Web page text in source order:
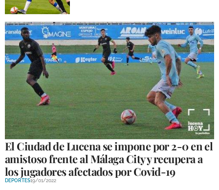
El Ciudad de Lucena se impone por 2-0 en el
amistoso frente al Málaga City y recupera a
los jugadores afectados por Covid-19
DEPORTES19/01/2022